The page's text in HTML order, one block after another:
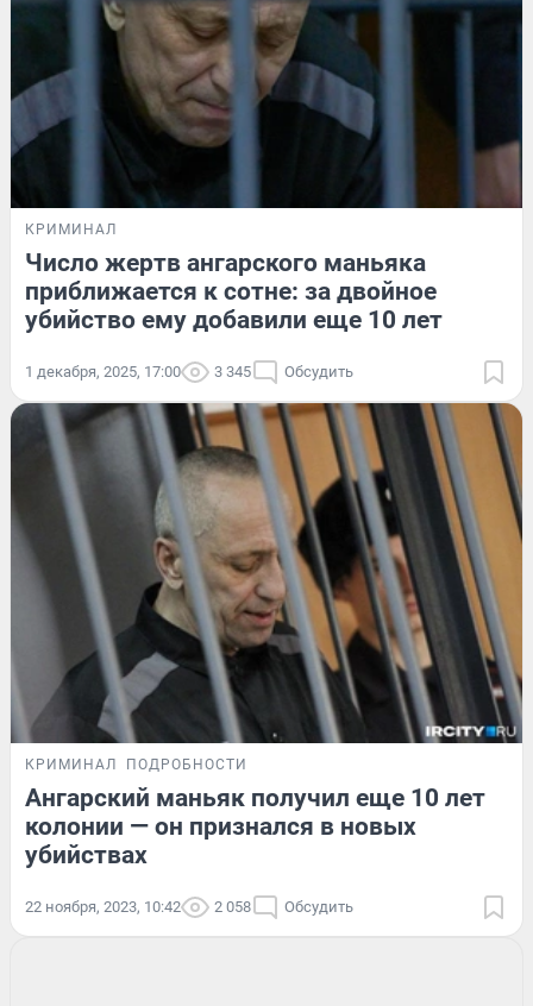
КРИМИНАЛ
Число жертв ангарского маньяка
приближается к сотне: за двойное
убийство ему добавили еще 10 лет
1 декабря, 2025, 17:00 3 345 Обсудить
КРИМИНАЛ ПОДРОБНОСТИ
Ангарский маньяк получил еще 10 лет
колонии — он признался в новых
убийствах
22 ноября, 2023, 10:42 2 058 Обсудить